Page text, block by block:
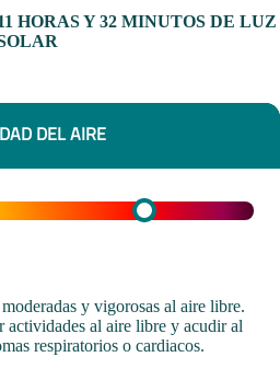
HORAS Y 32 MINUTOS DE LUZ
DEL AIRE
y vigorosas al aire libre.
actividades al aire libre y acudir al
respiratorios o cardiacos.